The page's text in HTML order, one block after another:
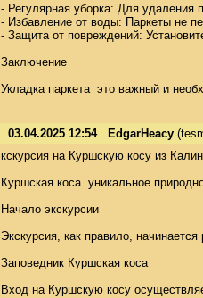
- Регулярная уборка: Для удаления
- Избавление от воды: Паркеты не
- Защита от повреждений:
Заключение
Укладка паркета  это важный и
03.04.2025 12:54 EdgarHeacy
кскурсия на Куршскую косу из
Куршская коса  уникальное
Начало экскурсии
Экскурсия, как правило,
Заповедник Куршская коса
Вход на Куршскую косу